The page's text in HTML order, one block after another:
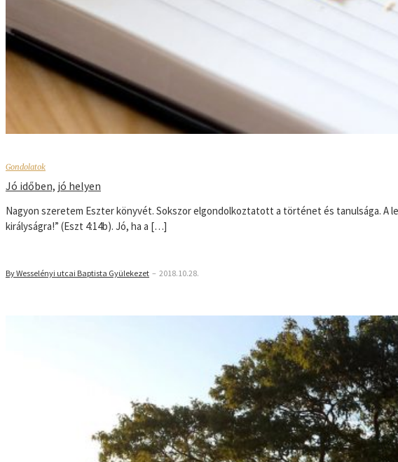
Gondolatok
Jó időben, jó helyen
Nagyon szeretem Eszter könyvét. Sokszor elgondolkoztatott a történet és tanulsága. A
királyságra!” (Eszt 4:14b). Jó, ha a […]
By Wesselényi utcai Baptista Gyülekezet – 2018.10.28.